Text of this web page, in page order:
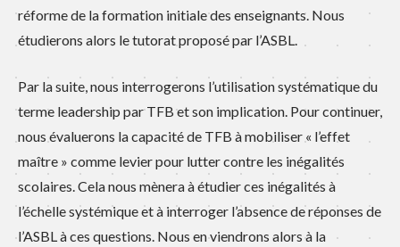
réforme de la formation initiale des enseignants. Nous
étudierons alors le tutorat proposé par l’ASBL.
Par la suite, nous interrogerons l’utilisation systématique du
terme leadership par TFB et son implication. Pour continuer,
nous évaluerons la capacité de TFB à mobiliser « l’effet
maître » comme levier pour lutter contre les inégalités
scolaires. Cela nous mènera à étudier ces inégalités à
l’échelle systémique et à interroger l’absence de réponses de
l’ASBL à ces questions. Nous en viendrons alors à la